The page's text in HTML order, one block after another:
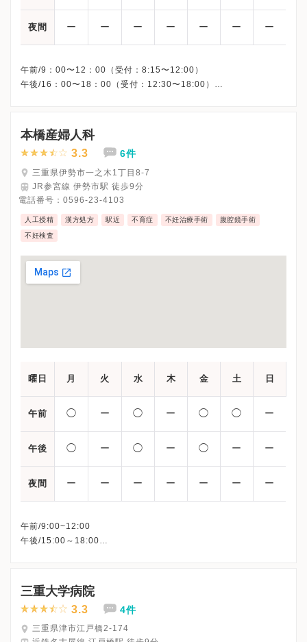
夜間 ー ー ー ー ー ー ー
午前/9：00〜12：00（受付：8:15〜12:00）
午後/16：00〜18：00（受付：12:30〜18:00）
診）
※詳細はクリニックHPを確認、または直接お問い合わせくださ
本橋産婦人科
3.3 6件
三重県伊勢市一之木1丁目8-7
JR参宮線 伊勢市駅 徒歩9分
電話番号： 0596-23-4103
人工授精 漢方処方 駅近 不育症 不妊治療手術 腹腔鏡手術
不妊検査
曜日 月 火 水 木 金 土 日
午前 ◯ ー ◯ ー ◯ ◯ ー
午後 ◯ ー ◯ ー ◯ ー ー
夜間 ー ー ー ー ー ー ー
午前/9:00~12:00
午後/15:00～18:00
三重大学病院
3.3 4件
三重県津市江戸橋2-174